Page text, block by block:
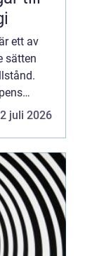
ett av
sätten
juli 2026